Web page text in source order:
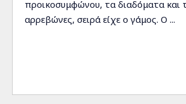
προικοσυμφώνου, τα διαδόματα και
αρρεβώνες, σειρά είχε ο γάμος. Ο ...